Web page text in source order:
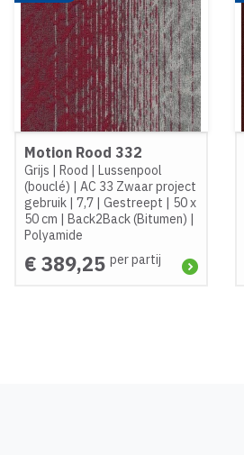
Motion Rood 332
Grijs |Rood |Lussenpool
(bouclé) |AC 33 Zwaar project
gebruik |7,7 |Gestreept | 50 x
50 cm |Back2Back (Bitumen) |
Polyamide
€ 389,25 per partij